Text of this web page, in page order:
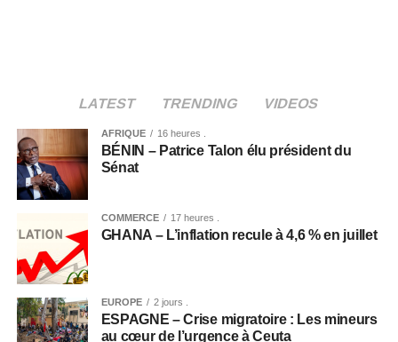
LATEST TRENDING VIDEOS
AFRIQUE 16 heures .
BÉNIN – Patrice Talon élu président du
Sénat
COMMERCE 17 heures .
GHANA – L’inflation recule à 4,6 % en juillet
EUROPE 2 jours .
ESPAGNE – Crise migratoire : Les mineurs
au cœur de l’urgence à Ceuta